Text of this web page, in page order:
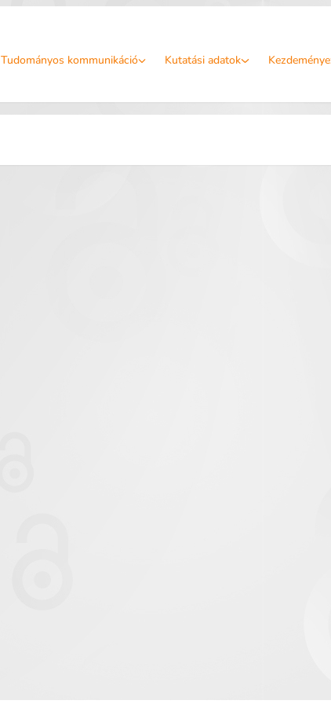
Tudományos kommunikáció Kutatási adatok